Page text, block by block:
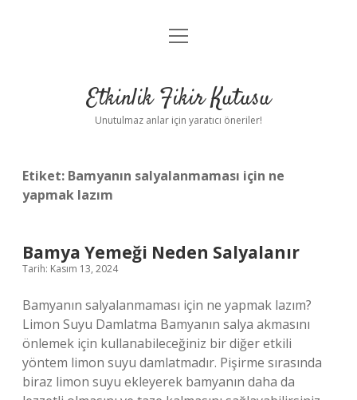
Anasayfa
Yasal Uyarı
menüyü
Etkinlik Fikir Kutusu
Unutulmaz anlar için yaratıcı öneriler!
Etiket: Bamyanın salyalanmaması için ne
yapmak lazım
Bamya Yemeği Neden Salyalanır
Tarih: Kasım 13, 2024
Bamyanın salyalanmaması için ne yapmak lazım?
Limon Suyu Damlatma Bamyanın salya akmasını
önlemek için kullanabileceğiniz bir diğer etkili
yöntem limon suyu damlatmadır. Pişirme sırasında
biraz limon suyu ekleyerek bamyanın daha da